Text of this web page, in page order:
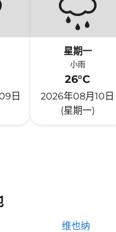
日
星期一
小雨
26°C
2026年08月10日
(星期一)
维也纳